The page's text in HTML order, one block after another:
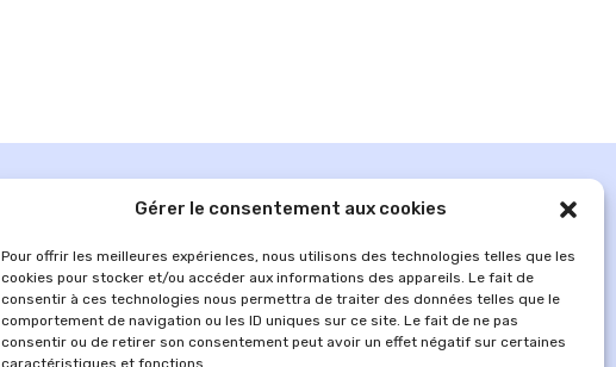
Gérer le consentement aux cookies
Pour offrir les meilleures expériences, nous utilisons des technologies telles que les
cookies pour stocker et/ou accéder aux informations des appareils. Le fait de
consentir à ces technologies nous permettra de traiter des données telles que le
comportement de navigation ou les ID uniques sur ce site. Le fait de ne pas
consentir ou de retirer son consentement peut avoir un effet négatif sur certaines
caractéristiques et fonctions.